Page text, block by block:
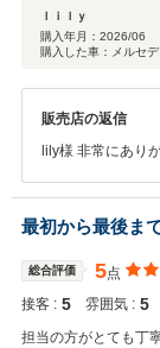
ら納車まで丁寧にサ
した。おかげさまで
ちらでお世話になり
ｌｉｌｙ
購入年月： 2026/06
購入した車：メルセ
販売店の返信
lily様 非常にあり
になりますよう
いただきます。
デス・ベンツ世
最初から最後ま
総合評価 5点
接客 : 5 雰囲気 : 5
担当の方がとても丁